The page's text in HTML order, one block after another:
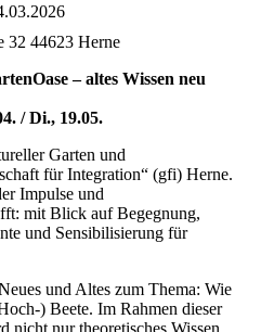
32 44623 Herne
– altes Wissen neu
/ Di., 19.05.
Garten und
für Integration“ (gfi) Herne.
Impulse und
mit Blick auf Begegnung,
und Sensibilisierung für
und Altes zum Thema: Wie
) Beete. Im Rahmen dieser
nicht nur theoretisches Wissen